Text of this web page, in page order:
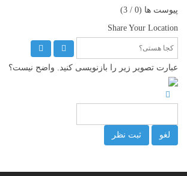
پیوست ها (0
/ 3)
Share Your Location
عبارت تصویر زیر را بازنویسی کنید. واضح نیست؟
لغو ثبت نظر